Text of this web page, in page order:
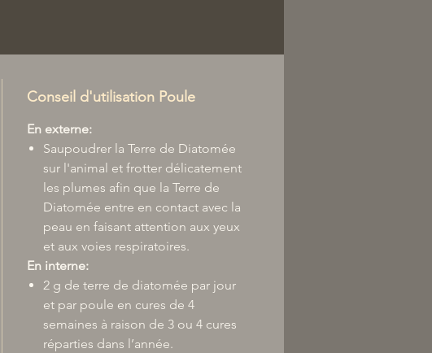
Conseil d'utilisation Poule
En externe:
Saupoudrer la Terre de Diatomée
sur l'animal et frotter délicatement
les plumes afin que la Terre de
Diatomée entre en contact avec la
peau en faisant attention aux yeux
et aux voies respiratoires.
En interne:
2 g de terre de diatomée par jour
et par poule en cures de 4
semaines à raison de 3 ou 4 cures
réparties dans l’année.